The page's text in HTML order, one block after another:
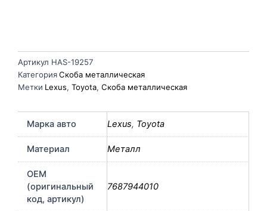
Артикул HAS-19257
КатегорияСкоба металлическая
Метки Lexus, Toyota, Скоба металлическая
Марка авто Lexus, Toyota
Материал Металл
OEM
(оригинальный
код, артикул)
7687944010